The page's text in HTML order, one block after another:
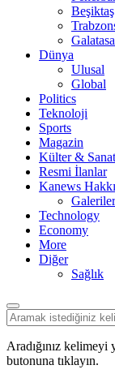
Beşiktaş
Dünya
Ulusal
Global
Politics
Teknoloji
Sports
Magazin
Külter & Sanat
Resmi İlanlar
Kanews
Galeriler
Technology
Economy
More
Diğer
Sağlık
Aradığınız kelimeyi
butonuna tıklayın.